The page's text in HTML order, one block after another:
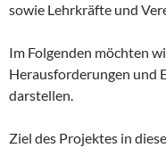
sowie Lehrkräfte und
Im Folgenden möchten
Herausforderungen und
darstellen.
Ziel des Projektes in